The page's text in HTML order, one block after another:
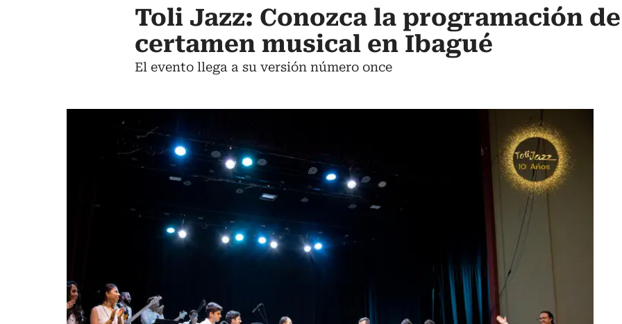
Toli Jazz: Conozca la programación
certamen musical en Ibagué
El evento llega a su versión número once